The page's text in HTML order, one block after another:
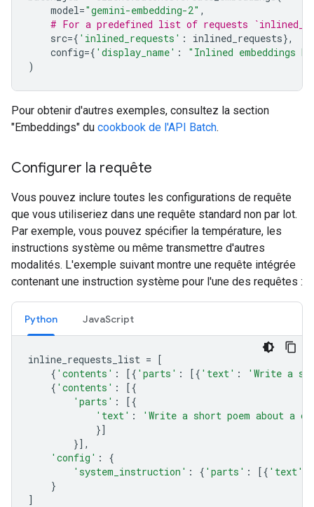
model="gemini-embedding-2" ,
# For a predefined list of requests
src={ 'inlined_requests' : inlined_requests},
config={ 'display_name' :
"Inlined embeddings
)
Pour obtenir d'autres exemples, consultez la section
"Embeddings" du cookbook de l'API Batch.
Configurer la requête
Vous pouvez inclure toutes les configurations de requête
que vous utiliseriez dans une requête standard non par lot.
Par exemple, vous pouvez spécifier la température, les
instructions système ou même transmettre d'autres
modalités. L'exemple suivant montre une requête intégrée
contenant une instruction système pour l'une des requêtes :
Python JavaScript
inline_requests_list = [
{ 'contents' : [{ 'parts' : [{ 'text' :
'Write a
{ 'contents' :
[{
'parts' :
[{
'text' :
'Write a short poem about a
}]
}],
'config' :
{
'system_instruction' : { 'parts' : [{ 'text'
}
]